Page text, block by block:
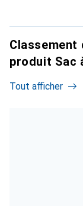
Classement
produit Sac
Tout afficher